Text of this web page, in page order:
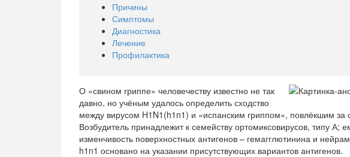
Причины
Симптомы
Диагностика
Лечение
Профилактика
О «свином гриппе» человечеству известно не так
давно, но учёным удалось определить сходство
между вирусом H1N1(h1n1) и «испанским гриппом», повлёкшим за
Возбудитель принадлежит к семейству ортомиксовирусов, типу А;
изменчивость поверхностных антигенов – гемагглютинина и
h1n1 основано на указании присутствующих вариантов антигенов.